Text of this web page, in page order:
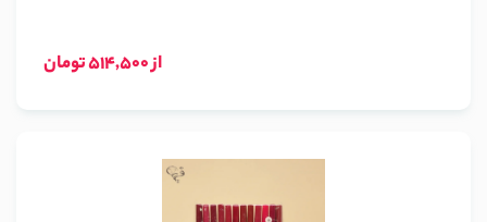
از 514,500 تومان